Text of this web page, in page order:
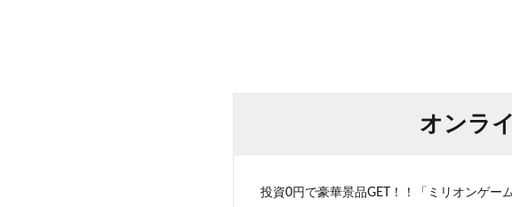
オンラ
投資0円で豪華景品GET！！「ミリオンゲー